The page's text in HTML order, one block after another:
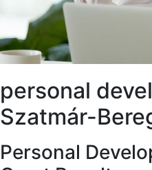
personal
Szatmár-
Personal